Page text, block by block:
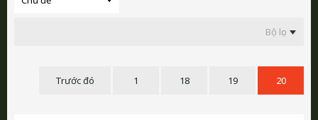
Bộ lọc
Trước đó 1 18 19 20